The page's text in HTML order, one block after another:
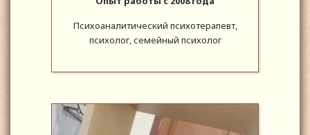
Психоаналитический психотерапевт,
психолог, семейный психолог